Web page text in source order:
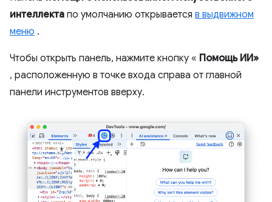
интеллекта по умолчанию открывается в выдвижном
меню .
Чтобы открыть панель, нажмите кнопку « Помощь ИИ»
, расположенную в точке входа справа от главной
панели инструментов вверху.